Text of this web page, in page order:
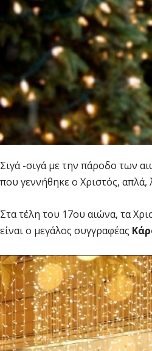
Σιγά -σιγά με την πάροδο των
που γεννήθηκε ο Χριστός, απλά,
Στα τέλη του 17ου αιώνα, τα
είναι ο μεγάλος συγγραφέας